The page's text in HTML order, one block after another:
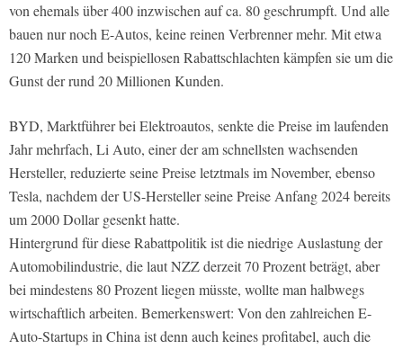
von ehemals über 400 inzwischen auf ca. 80 geschrumpft. Und alle
bauen nur noch E-Autos, keine reinen Verbrenner mehr. Mit etwa
120 Marken und beispiellosen Rabattschlachten kämpfen sie um die
Gunst der rund 20 Millionen Kunden.
BYD, Marktführer bei Elektroautos, senkte die Preise im laufenden
Jahr mehrfach, Li Auto, einer der am schnellsten wachsenden
Hersteller, reduzierte seine Preise letztmals im November, ebenso
Tesla, nachdem der US-Hersteller seine Preise Anfang 2024 bereits
um 2000 Dollar gesenkt hatte.
Hintergrund für diese Rabattpolitik ist die niedrige Auslastung der
Automobilindustrie, die laut NZZ derzeit 70 Prozent beträgt, aber
bei mindestens 80 Prozent liegen müsste, wollte man halbwegs
wirtschaftlich arbeiten. Bemerkenswert: Von den zahlreichen E-
Auto-Startups in China ist denn auch keines profitabel, auch die